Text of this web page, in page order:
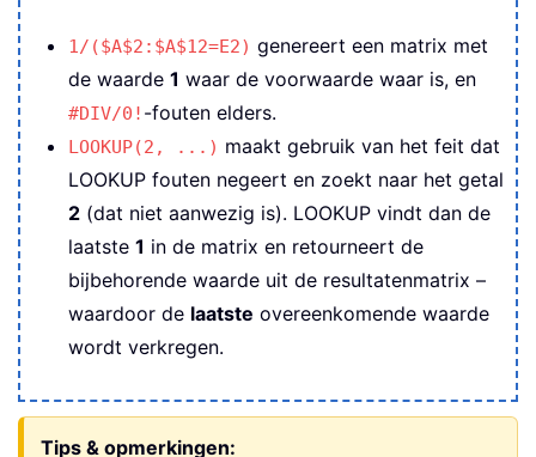
1/($A$2:$A$12=E2) genereert een matrix met
de waarde 1 waar de voorwaarde waar is, en
#DIV/0! -fouten elders.
LOOKUP(2, ...) maakt gebruik van het feit dat
LOOKUP fouten negeert en zoekt naar het getal
2 (dat niet aanwezig is). LOOKUP vindt dan de
laatste 1 in de matrix en retourneert de
bijbehorende waarde uit de resultatenmatrix –
waardoor de laatste overeenkomende waarde
wordt verkregen.
Tips & opmerkingen: